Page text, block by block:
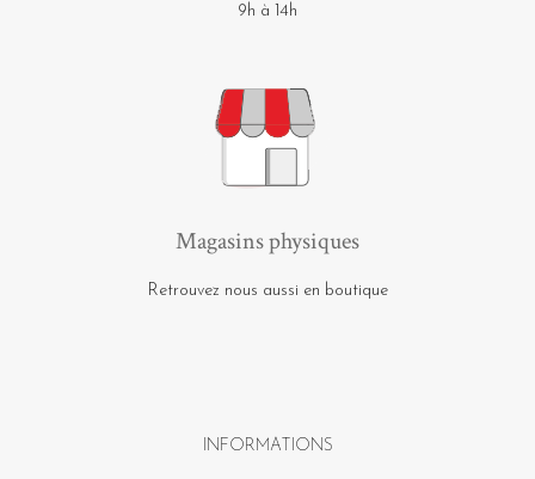
9h à 14h
Magasins physiques
Retrouvez nous aussi en boutique
INFORMATIONS